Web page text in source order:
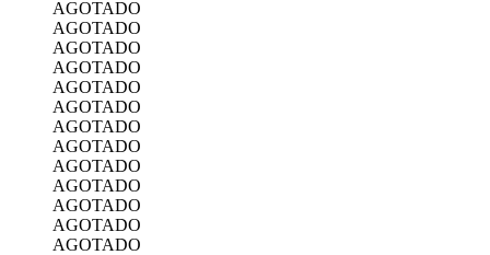
AGOTADO
AGOTADO
AGOTADO
AGOTADO
AGOTADO
AGOTADO
AGOTADO
AGOTADO
AGOTADO
AGOTADO
AGOTADO
AGOTADO
AGOTADO